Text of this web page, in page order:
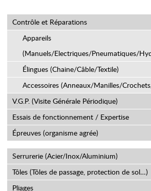
Contrôle et Réparations
Appareils
(Manuels/Electriques/Pneumatiques/
Élingues (Chaine/Câble/Textile)
Accessoires (Anneaux/Manilles/
V.G.P. (Visite Générale Périodique)
Essais de fonctionnement / Expertise
Épreuves (organisme agrée)
Serrurerie (Acier/Inox/Aluminium)
Tôles (Tôles de passage, protection de sol…)
Pliages